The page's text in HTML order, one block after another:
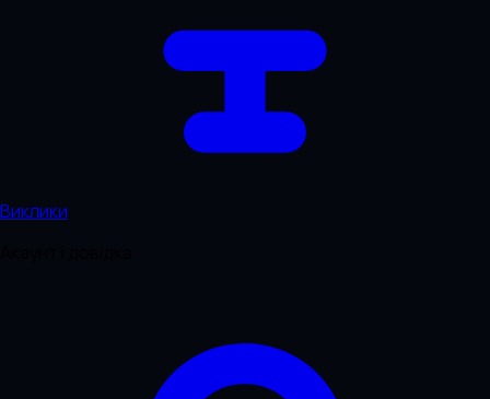
Виклики